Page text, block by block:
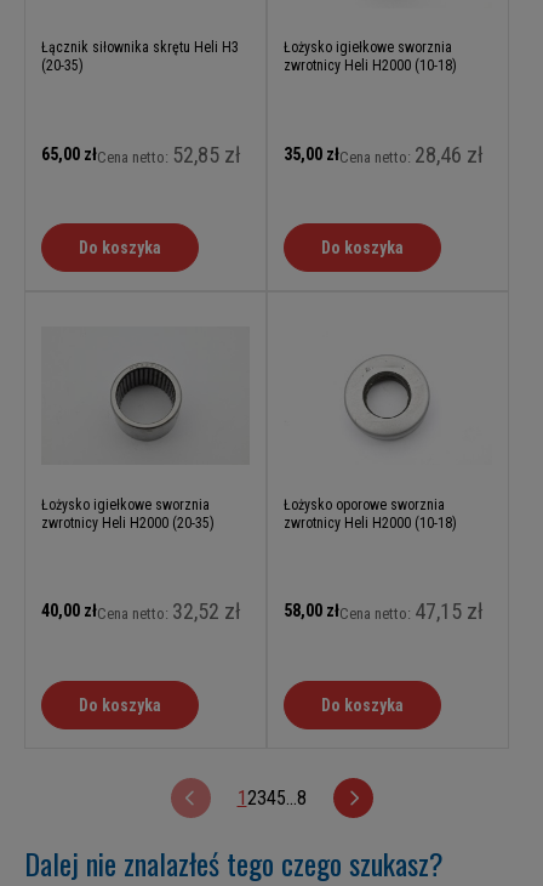
Łącznik siłownika skrętu Heli H3
(20-35)
65,00 złCena netto: 52,85 zł
Do koszyka
Łożysko igiełkowe sworznia
zwrotnicy Heli H2000 (10-18)
35,00 złCena netto: 28,46 zł
Do koszyka
Łożysko igiełkowe sworznia
zwrotnicy Heli H2000 (20-35)
40,00 złCena netto: 32,52 zł
Do koszyka
Łożysko oporowe sworznia
zwrotnicy Heli H2000 (10-18)
58,00 złCena netto: 47,15 zł
Do koszyka
12345...8
Dalej nie znalazłeś tego czego szukasz?